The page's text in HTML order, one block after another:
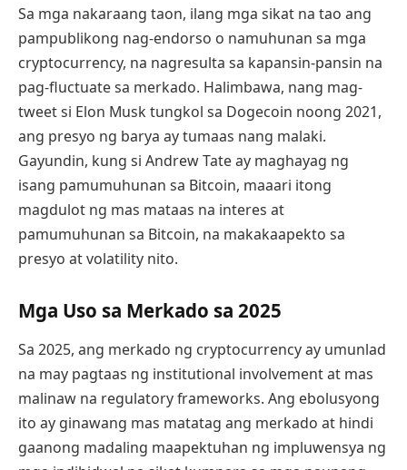
Sa mga nakaraang taon, ilang mga sikat na tao ang
pampublikong nag-endorso o namuhunan sa mga
cryptocurrency, na nagresulta sa kapansin-pansin na
pag-fluctuate sa merkado. Halimbawa, nang mag-
tweet si Elon Musk tungkol sa Dogecoin noong 2021,
ang presyo ng barya ay tumaas nang malaki.
Gayundin, kung si Andrew Tate ay maghayag ng
isang pamumuhunan sa Bitcoin, maaari itong
magdulot ng mas mataas na interes at
pamumuhunan sa Bitcoin, na makakaapekto sa
presyo at volatility nito.
Mga Uso sa Merkado sa 2025
Sa 2025, ang merkado ng cryptocurrency ay umunlad
na may pagtaas ng institutional involvement at mas
malinaw na regulatory frameworks. Ang ebolusyong
ito ay ginawang mas matatag ang merkado at hindi
gaanong madaling maapektuhan ng impluwensya ng